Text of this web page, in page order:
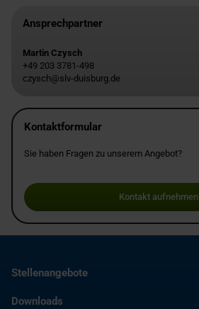
Ansprechpartner
Martin Czysch
+49 203 3781-498
czysch@slv-duisburg.de
Kontaktformular
Sie haben Fragen zu unserem Angebot?
Kontakt aufnehmen
Stellenangebote
Downloads